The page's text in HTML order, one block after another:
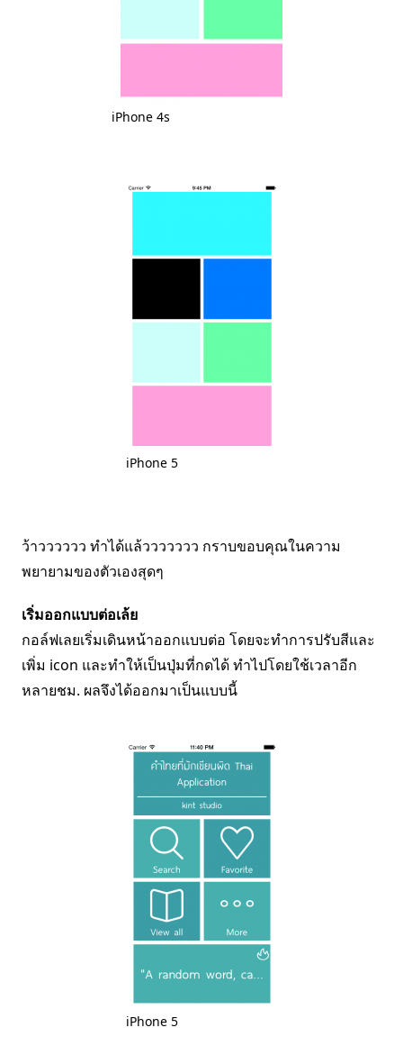
iPhone 4s
iPhone 5
ว้าวววววว ทำได้แล้ววววววว กราบขอบคุณในความ
พยายามของตัวเองสุดๆ
เริ่มออกแบบต่อเล้ย
กอล์ฟเลยเริ่มเดินหน้าออกแบบต่อ โดยจะทำการปรับสีและ
เพิ่ม icon และทำให้เป็นปุ่มที่กดได้ ทำไปโดยใช้เวลาอีก
หลายชม. ผลจึงได้ออกมาเป็นแบบนี้
iPhone 5